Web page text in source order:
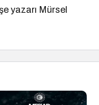
yazarı Mürsel